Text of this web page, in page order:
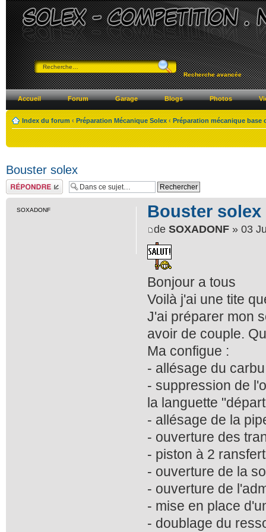
Recherche avancée
Accueil Forum Garage Blogs Photos
Index du forum ‹ Préparation Mécanique Solex ‹ Préparation mécanique base
Bouster solex
Répondre
Bouster solex
de SOXADONF » 03
Bonjour a tous
Voilà j'ai une tite
J'ai préparer mon
avoir de couple.
Ma configue :
- allésage du
- suppression de
la languette
- allésage de la
- ouverture des
- piston à 2
- ouverture de la
- ouverture de
- mise en place
- doublage du
SOXADONF